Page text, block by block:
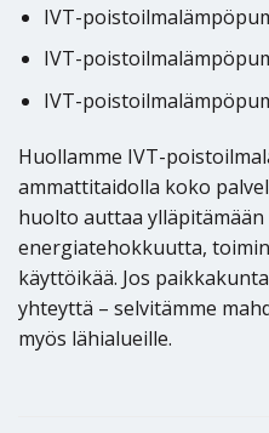
IVT-
IVT-
IVT-
Huollamme IVT-
ammattitaidolla koko
huolto auttaa
energiatehokkuutta,
käyttöikää. Jos
yhteyttä – selvitämme
myös lähialueille.